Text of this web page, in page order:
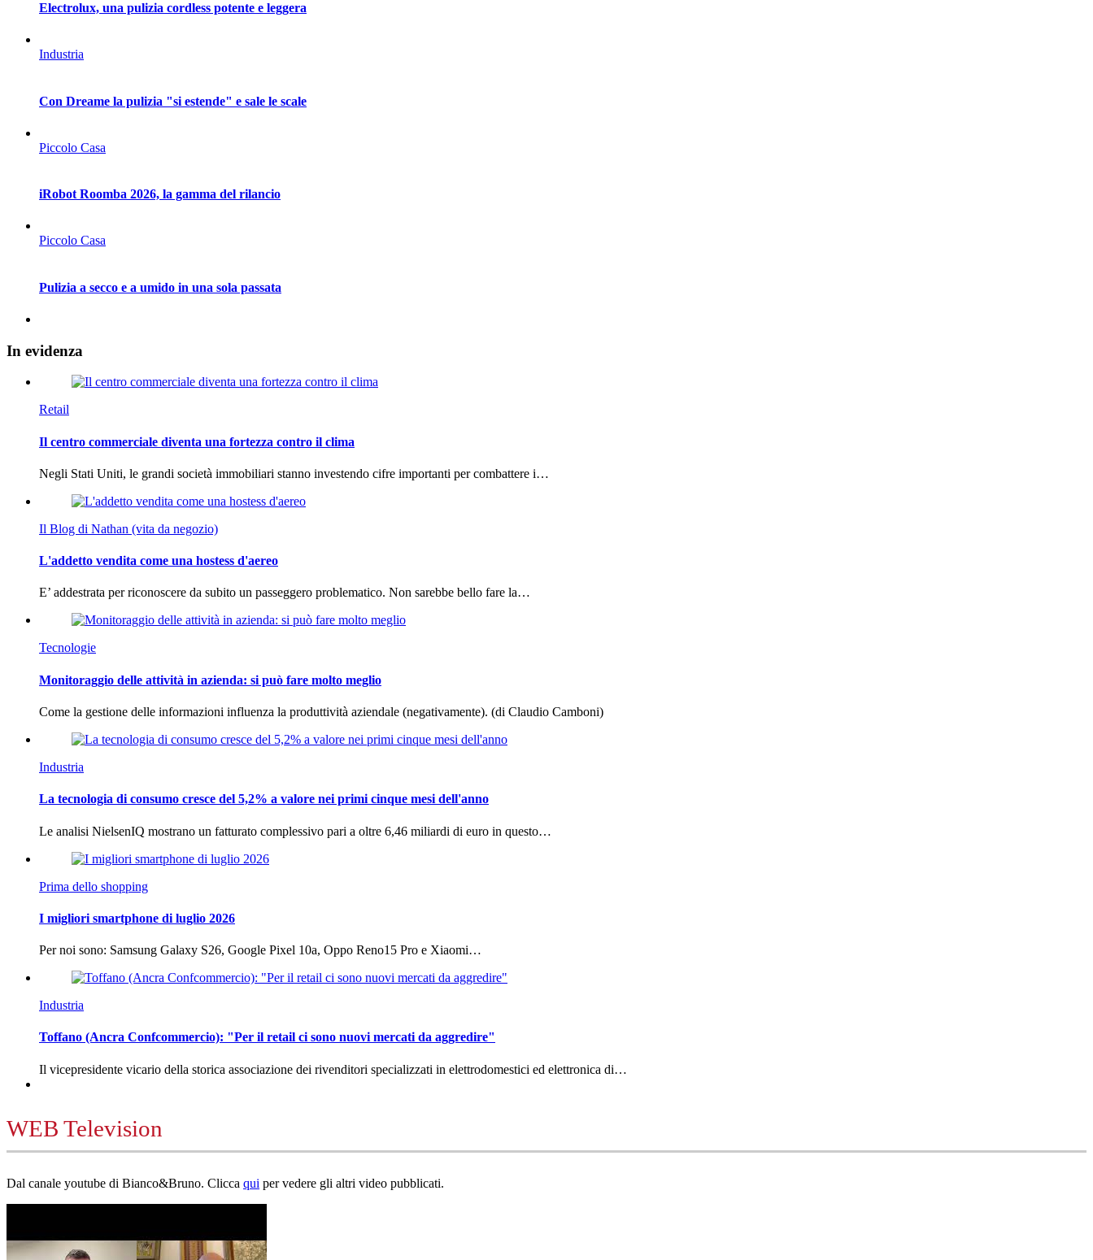
Electrolux, una pulizia cordless potente e leggera
Industria
Con Dreame la pulizia "si estende" e sale le scale
Piccolo Casa
iRobot Roomba 2026, la gamma del rilancio
Piccolo Casa
Pulizia a secco e a umido in una sola passata
In evidenza
Retail
Il centro commerciale diventa una fortezza contro il clima
Negli Stati Uniti, le grandi società immobiliari stanno investendo cifre importanti per combattere i…
Il Blog di Nathan (vita da negozio)
L'addetto vendita come una hostess d'aereo
E’ addestrata per riconoscere da subito un passeggero problematico. Non sarebbe bello fare la…
Tecnologie
Monitoraggio delle attività in azienda: si può fare molto meglio
Come la gestione delle informazioni influenza la produttività aziendale (negativamente). (di Claudio Camboni)
Industria
La tecnologia di consumo cresce del 5,2% a valore nei primi cinque mesi dell'anno
Le analisi NielsenIQ mostrano un fatturato complessivo pari a oltre 6,46 miliardi di euro in questo…
Prima dello shopping
I migliori smartphone di luglio 2026
Per noi sono: Samsung Galaxy S26, Google Pixel 10a, Oppo Reno15 Pro e Xiaomi…
Industria
Toffano (Ancra Confcommercio): "Per il retail ci sono nuovi mercati da aggredire"
Il vicepresidente vicario della storica associazione dei rivenditori specializzati in elettrodomestici ed elettronica di…
WEB Television
Dal canale youtube di Bianco&Bruno. Clicca qui per vedere gli altri video pubblicati.